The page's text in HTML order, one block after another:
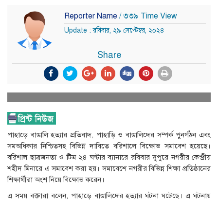
Reporter Name / ৩৩৯ Time View
Update : রবিবার, ২৯ সেপ্টেম্বর, ২০২৪
Share
পাহাড়ে বাঙালি হত্যার প্রতিবাদ, পাহাড়ি ও বাঙালিদের সম্পর্ক পুনর্গঠন এবং
সমঅধিকার নিশ্চিতসহ বিভিন্ন দাবিতে বরিশালে বিক্ষোভ সমাবেশ হয়েছে।
বরিশাল ছাত্রজনতা ও টিম ২৪ ঘণ্টার ব্যানারে রবিবার দুপুরে নগরীর কেন্দ্রীয়
শহীদ মিনারে এ সমাবেশ করা হয়। সমাবেশে নগরীর বিভিন্ন শিক্ষা প্রতিষ্ঠানের
শিক্ষার্থীরা অংশ নিয়ে বিক্ষোভ করেন।
এ সময় বক্তারা বলেন, পাহাড়ে বাঙালিদের হত্যার ঘটনা ঘটেছে। এ ঘটনায়